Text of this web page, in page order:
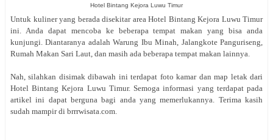
Hotel Bintang Kejora Luwu Timur
Untuk kuliner yang berada disekitar area Hotel Bintang Kejora Luwu Timur
ini. Anda dapat mencoba ke beberapa tempat makan yang bisa anda
kunjungi. Diantaranya adalah Warung Ibu Minah, Jalangkote Panguriseng,
Rumah Makan Sari Laut, dan masih ada beberapa tempat makan lainnya.
Nah, silahkan disimak dibawah ini terdapat foto kamar dan map letak dari
Hotel Bintang Kejora Luwu Timur. Semoga informasi yang terdapat pada
artikel ini dapat berguna bagi anda yang memerlukannya. Terima kasih
sudah mampir di brrrwisata.com.